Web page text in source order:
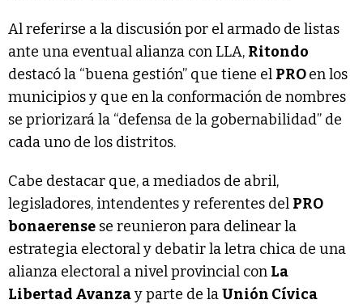
Al referirse a la discusión por el armado de listas
ante una eventual alianza con LLA, Ritondo
destacó la “buena gestión” que tiene el PROen los
municipios y que en la conformación de nombres
se priorizará la “defensa de la gobernabilidad” de
cada uno de los distritos.
Cabe destacar que, a mediados de abril,
legisladores, intendentes y referentes del PRO
bonaerense se reunieron para delinear la
estrategia electoral y debatir la letra chica de una
alianza electoral a nivel provincial con La
Libertad Avanzay parte de laUnión Cívica